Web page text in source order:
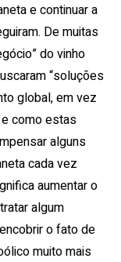
e continuar a
De muitas
do vinho
“soluções
global, em vez
como estas
alguns
cada vez
aumentar o
algum
o fato de
muito mais